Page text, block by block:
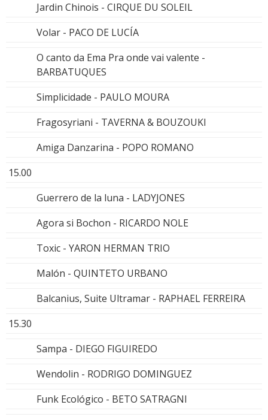
Jardin Chinois - CIRQUE DU SOLEIL
Volar - PACO DE LUCÍA
O canto da Ema Pra onde vai valente -
BARBATUQUES
Simplicidade - PAULO MOURA
Fragosyriani - TAVERNA & BOUZOUKI
Amiga Danzarina - POPO ROMANO
15.00
Guerrero de la luna - LADYJONES
Agora si Bochon - RICARDO NOLE
Toxic - YARON HERMAN TRIO
Malón - QUINTETO URBANO
Balcanius, Suite Ultramar - RAPHAEL FERREIRA
15.30
Sampa - DIEGO FIGUIREDO
Wendolin - RODRIGO DOMINGUEZ
Funk Ecológico - BETO SATRAGNI